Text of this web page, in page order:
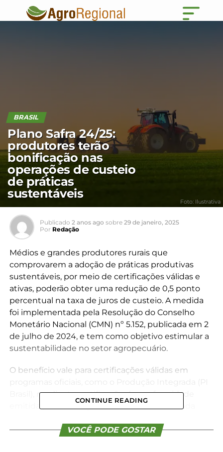
BRASIL
Plano Safra 24/25:
produtores terão
bonificação nas
operações de custeio
de práticas
sustentáveis
Foto: Ilustrativa
Publicado 2 anos ago sobre 29 de janeiro, 2025
Por Redação
Médios e grandes produtores rurais que
comprovarem a adoção de práticas produtivas
sustentáveis, por meio de certificações válidas e
ativas, poderão obter uma redução de 0,5 ponto
percentual na taxa de juros de custeio. A medida
foi implementada pela Resolução do Conselho
Monetário Nacional (CMN) nº 5.152, publicada em 2
de julho de 2024, e tem como objetivo estimular a
sustentabilidade no setor agropecuário.
O benefício vale para certificações válidas em
Brasil), mediante certificação de conformidade
emitida por instituição certificadora acreditada
Tecnologia (Inmetro); o Programa de Boas Práticas
CONTINUE READING
VOCÊ PODE GOSTAR